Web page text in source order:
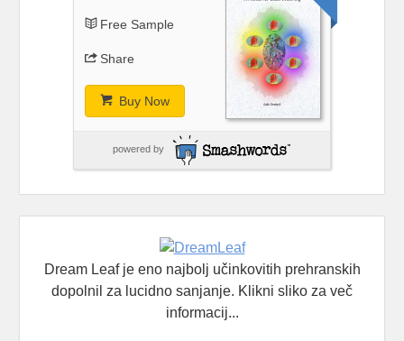
Free Sample
Share
Buy Now
powered by
Dream Leaf je eno najbolj učinkovitih prehranskih
dopolnil za lucidno sanjanje. Klikni sliko za več
informacij...